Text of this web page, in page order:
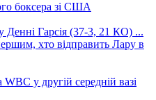
боксера зі США
хто відправить Лару в